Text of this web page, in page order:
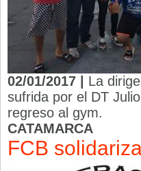
02/01/2017 | La
sufrida por el DT
regreso al gym.
CATAMARCA
FCB